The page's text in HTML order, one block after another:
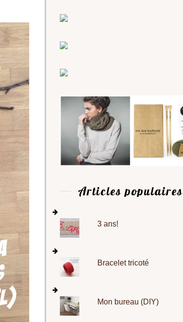
Articles populaires
3 ans!
Bracelet tricoté
Mon bureau (DIY)